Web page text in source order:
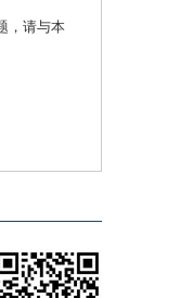
，请与本